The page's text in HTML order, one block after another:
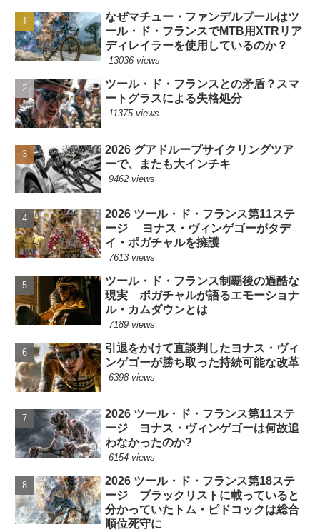
なぜマチュー・ファンデルプールはツ
ール・ド・フランスでMTB用XTRリア
ディレイラーを使用しているのか？
13036 views
ツール・ド・フランスとの矛盾？スマ
ートグラスによる失格処分
11375 views
2026 グアドループサイクリングツア
ーで、またも大インチキ
9462 views
2026 ツール・ド・フランス第11ステ
ージ ヨナス・ヴィンゲゴーがタデ
イ・ポガチャルを擁護
7613 views
ツール・ド・フランス制覇後の過酷な
現実 ポガチャルが語るエモーショナ
ル・カムダウンとは
7189 views
引退をかけて直談判したヨナス・ヴィ
ンゲゴーが勝ち取った持続可能な改革
6398 views
2026 ツール・ド・フランス第11ステ
ージ ヨナス・ヴィンゲゴーは何故追
わなかったのか?
6154 views
2026 ツール・ド・フランス第18ステ
ージ ブラックリストに載っていると
分かっていたトム・ピドコックは総合
順位死守に